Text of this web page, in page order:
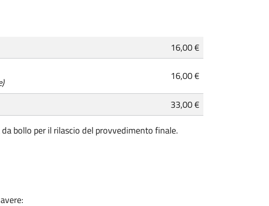
16,00 €
16,00 €
33,00 €
bollo per il rilascio del provvedimento finale.